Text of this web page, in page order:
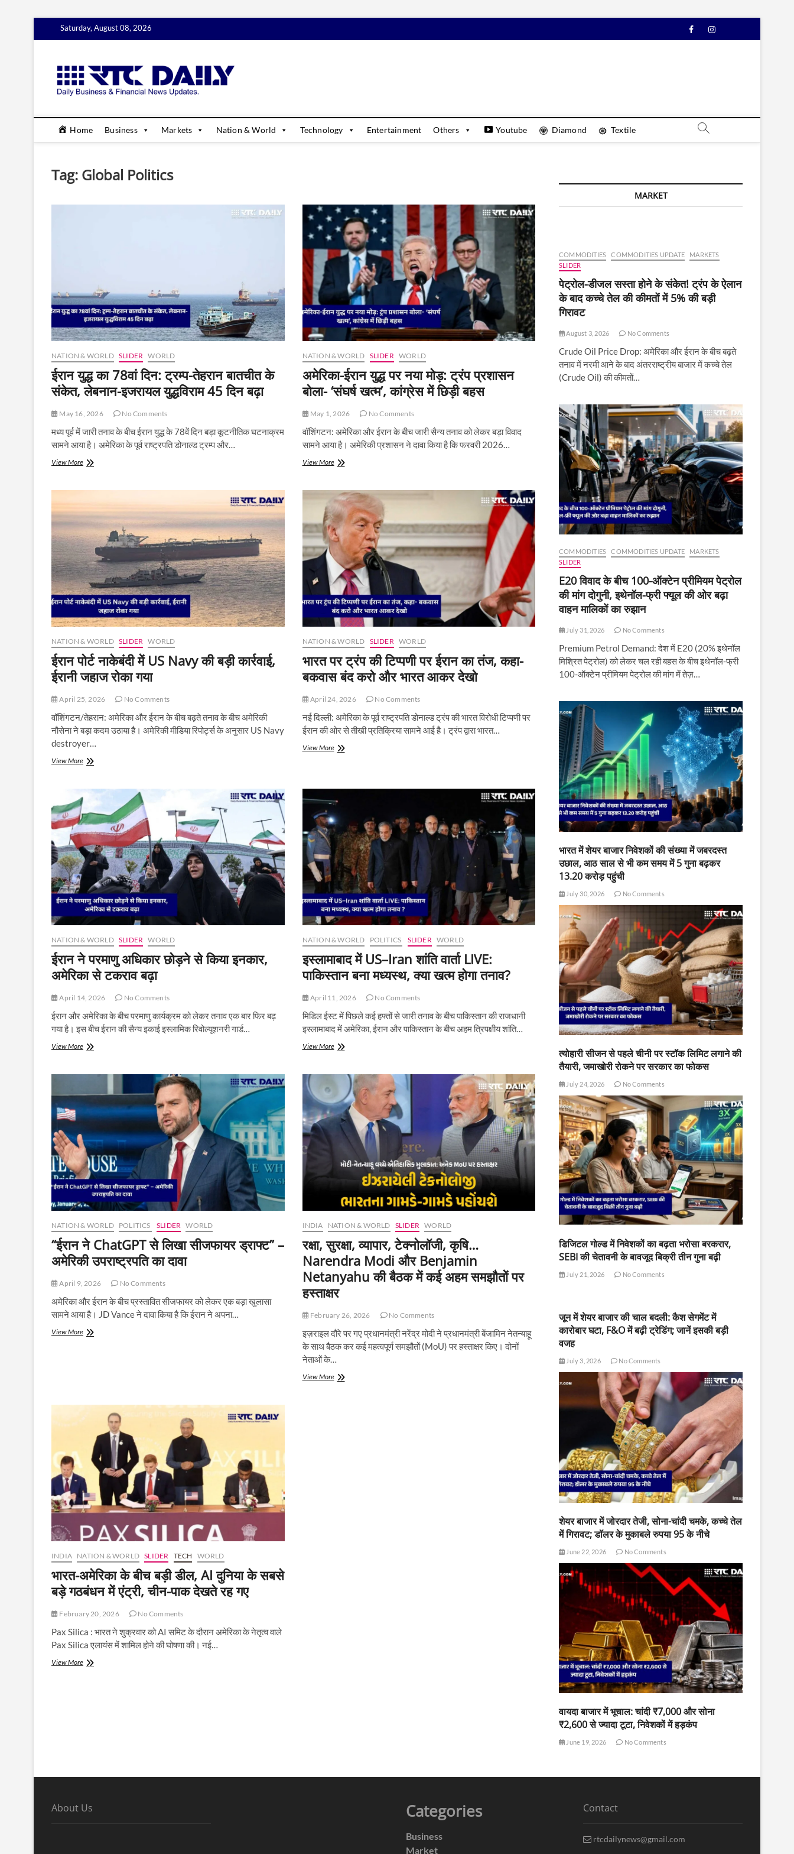
Saturday, August 08, 2026 FacebookInstagram
Home Business Markets Nation & World Technology Entertainment Others Youtube Diamond Textile
Tag: Global Politics
NATION & WORLD SLIDER WORLD
ईरान युद्ध का 78वां दिन: ट्रम्प-तेहरान बातचीत के
संकेत, लेबनान-इजरायल युद्धविराम 45 दिन बढ़ा
May 16, 2026 No Comments
मध्य पूर्व में जारी तनाव के बीच ईरान युद्ध के 78वें दिन बड़ा कूटनीतिक घटनाक्रम
सामने आया है। अमेरिका के पूर्व राष्ट्रपति डोनाल्ड ट्रम्प और…
View Moreईरान
ट्रम्प-
बातचीत
के
संकेत,
लेबनान-
इजरायल
युद्धविराम
45
बढ़ा
NATION & WORLD SLIDER WORLD
अमेरिका-ईरान युद्ध पर नया मोड़: ट्रंप प्रशासन
बोला- ‘संघर्ष खत्म’, कांग्रेस में छिड़ी बहस
May 1, 2026 No Comments
वॉशिंगटन: अमेरिका और ईरान के बीच जारी सैन्य तनाव को लेकर बड़ा विवाद
सामने आया है। अमेरिकी प्रशासन ने दावा किया है कि फरवरी 2026…
View Moreअमेरिका-
पर
नया
मोड़:
ट्रंप
प्रशासन
बोला-
‘संघर्ष
खत्म’,
कांग्रेस
छिड़ी
बहस
NATION & WORLD SLIDER WORLD
ईरान पोर्ट नाकेबंदी में US Navy की बड़ी कार्रवाई,
ईरानी जहाज रोका गया
April 25, 2026 No Comments
वॉशिंगटन/तेहरान: अमेरिका और ईरान के बीच बढ़ते तनाव के बीच अमेरिकी
नौसेना ने बड़ा कदम उठाया है। अमेरिकी मीडिया रिपोर्ट्स के अनुसार US Navy
destroyer…
View Moreईरान
में
US
Navy
की
बड़ी
कार्रवाई,
ईरानी
जहाज
गया
NATION & WORLD SLIDER WORLD
भारत पर ट्रंप की टिप्पणी पर ईरान का तंज, कहा-
बकवास बंद करो और भारत आकर देखो
April 24, 2026 No Comments
नई दिल्ली: अमेरिका के पूर्व राष्ट्रपति डोनाल्ड ट्रंप की भारत विरोधी टिप्पणी पर
ईरान की ओर से तीखी प्रतिक्रिया सामने आई है। ट्रंप द्वारा भारत…
View Moreभारत
टिप्पणी
पर
का
तंज,
कहा-
बकवास
बंद
भारत
आकर
देखो
NATION & WORLD SLIDER WORLD
ईरान ने परमाणु अधिकार छोड़ने से किया इनकार,
अमेरिका से टकराव बढ़ा
April 14, 2026 No Comments
ईरान और अमेरिका के बीच परमाणु कार्यक्रम को लेकर तनाव एक बार फिर बढ़
गया है। इस बीच ईरान की सैन्य इकाई इस्लामिक रिवोल्यूशनरी गार्ड…
View Moreईरान
से
किया
इनकार,
अमेरिका
से
टकराव
बढ़ा
NATION & WORLD POLITICS SLIDER WORLD
इस्लामाबाद में US–Iran शांति वार्ता LIVE:
पाकिस्तान बना मध्यस्थ, क्या खत्म होगा तनाव?
April 11, 2026 No Comments
मिडिल ईस्ट में पिछले कई हफ्तों से जारी तनाव के बीच पाकिस्तान की राजधानी
इस्लामाबाद में अमेरिका, ईरान और पाकिस्तान के बीच अहम त्रिपक्षीय शांति…
View Moreइस्लामाबाद
वार्ता
LIVE:
पाकिस्तान
बना
मध्यस्थ,
खत्म
NATION & WORLD POLITICS SLIDER WORLD
“ईरान ने ChatGPT से लिखा सीजफायर ड्राफ्ट” –
अमेरिकी उपराष्ट्रपति का दावा
April 9, 2026 No Comments
अमेरिका और ईरान के बीच प्रस्तावित सीजफायर को लेकर एक बड़ा खुलासा
सामने आया है। JD Vance ने दावा किया है कि ईरान ने अपना…
View More“ईरान
–
उपराष्ट्रपति
दावा
INDIA NATION & WORLD SLIDER WORLD
रक्षा, सुरक्षा, व्यापार, टेक्नोलॉजी, कृषि…
Narendra Modi और Benjamin
Netanyahu की बैठक में कई अहम समझौतों पर
हस्ताक्षर
February 26, 2026 No Comments
इज़राइल दौरे पर गए प्रधानमंत्री नरेंद्र मोदी ने प्रधानमंत्री बेंजामिन नेतन्याहू
के साथ बैठक कर कई महत्वपूर्ण समझौतों (MoU) पर हस्ताक्षर किए। दोनों
नेताओं के…
View Moreरक्षा,
INDIA NATION & WORLD SLIDER TECH WORLD
भारत-अमेरिका के बीच बड़ी डील, AI दुनिया के सबसे
बड़े गठबंधन में एंट्री, चीन-पाक देखते रह गए
February 20, 2026 No Comments
Pax Silica : भारत ने शुक्रवार को AI समिट के दौरान अमेरिका के नेतृत्व वाले
Pax Silica एलायंस में शामिल होने की घोषणा की। नई…
View Moreभारत-
गठबंधन
चीन-
MARKET
COMMODITIES COMMODITIES UPDATE
MARKETS
SLIDER
पेट्रोल-डीजल सस्ता होने के संकेत! ट्रंप के ऐलान
के बाद कच्चे तेल की कीमतों में 5% की बड़ी
गिरावट
August 3, 2026 No Comments
Crude Oil Price Drop: अमेरिका और ईरान के बीच बढ़ते
तनाव में नरमी आने के बाद अंतरराष्ट्रीय बाजार में कच्चे तेल
(Crude Oil) की कीमतों…
COMMODITIES COMMODITIES UPDATE
MARKETS
SLIDER
E20 विवाद के बीच 100-ऑक्टेन प्रीमियम पेट्रोल
की मांग दोगुनी, इथेनॉल-फ्री फ्यूल की ओर बढ़ा
वाहन मालिकों का रुझान
July 31, 2026 No Comments
Premium Petrol Demand: देश में E20 (20% इथेनॉल
मिश्रित पेट्रोल) को लेकर चल रही बहस के बीच इथेनॉल-फ्री
100-ऑक्टेन प्रीमियम पेट्रोल की मांग में तेज़…
भारत में शेयर बाजार निवेशकों की संख्या में जबरदस्त
उछाल, आठ साल से भी कम समय में 5 गुना बढ़कर
13.20 करोड़ पहुंची
July 30, 2026 No Comments
त्योहारी सीजन से पहले चीनी पर स्टॉक लिमिट लगाने की
तैयारी, जमाखोरी रोकने पर सरकार का फोकस
July 24, 2026 No Comments
डिजिटल गोल्ड में निवेशकों का बढ़ता भरोसा बरकरार,
SEBI की चेतावनी के बावजूद बिक्री तीन गुना बढ़ी
July 21, 2026 No Comments
जून में शेयर बाजार की चाल बदली: कैश सेगमेंट में
कारोबार घटा, F&O में बढ़ी ट्रेडिंग; जानें इसकी बड़ी
वजह
July 3, 2026 No Comments
शेयर बाजार में जोरदार तेजी, सोना-चांदी चमके, कच्चे तेल
में गिरावट; डॉलर के मुकाबले रुपया 95 के नीचे
June 22, 2026 No Comments
वायदा बाजार में भूचाल: चांदी ₹7,000 और सोना
₹2,600 से ज्यादा टूटा, निवेशकों में हड़कंप
June 19, 2026 No Comments
About Us Categories
Business
Market
Contact
rtcdailynews@gmail.com